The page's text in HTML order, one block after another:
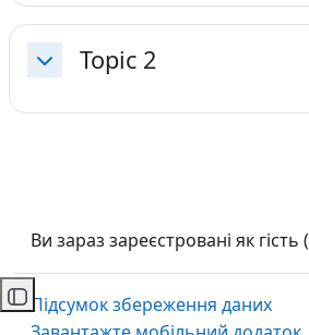
Відкритий покажчик курсу
ЗгорнутиTopic 2
Ви зараз зареєстровані як гість (
Підсумок збереження даних